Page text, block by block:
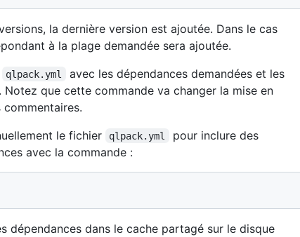
la dernière version est ajoutée. Dans le cas
à la plage demandée sera ajoutée.
qlpack.yml
avec les dépendances demandées et les
que cette commande va changer la mise en
le fichier
qlpack.yml
pour inclure des
avec la commande :
dépendances dans le cache partagé sur le disque